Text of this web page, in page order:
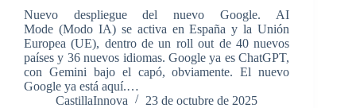
Nuevo despliegue del nuevo Google. AI
Mode (Modo IA) se activa en España y la Unión
Europea (UE), dentro de un roll out de 40 nuevos
países y 36 nuevos idiomas. Google ya es ChatGPT,
con Gemini bajo el capó, obviamente. El nuevo
Google ya está aquí.…
CastillaInnova
23 de octubre de 2025